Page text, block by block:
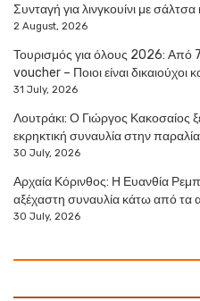
Συνταγή για λινγκουίνι με
2 August, 2026
Τουρισμός για όλους 2026: Από 7
voucher – Ποιοι είναι
31 July, 2026
Λουτράκι: Ο Γιώργος Κακοσαίος
εκρηκτική συναυλία στην παραλία
30 July, 2026
Αρχαία Κόρινθος: Η Ευανθία
αξέχαστη συναυλία κάτω από τα
30 July, 2026